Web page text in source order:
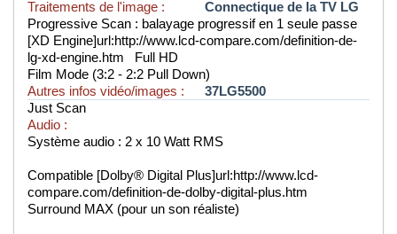
Traitements de l'image :
Progressive Scan : balayage progressif en 1 seule passe
[XD Engine]url:http://www.lcd-compare.com/definition-de-
lg-xd-engine.htm Full HD
Film Mode (3:2 - 2:2 Pull Down)
Autres infos vidéo/images :
Just Scan
Audio :
Système audio : 2 x 10 Watt RMS
Compatible [Dolby® Digital Plus]url:http://www.lcd-
compare.com/definition-de-dolby-digital-plus.htm
Surround MAX (pour un son réaliste)
Connectique de la TV LG
37LG5500